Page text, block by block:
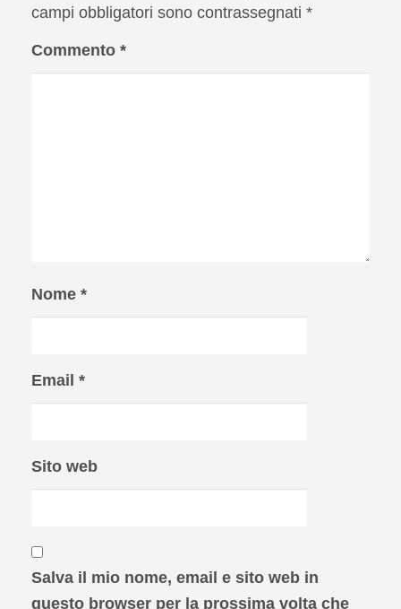
campi obbligatori sono contrassegnati *
Commento *
Nome *
Email *
Sito web
Salva il mio nome, email e sito web in
questo browser per la prossima volta che